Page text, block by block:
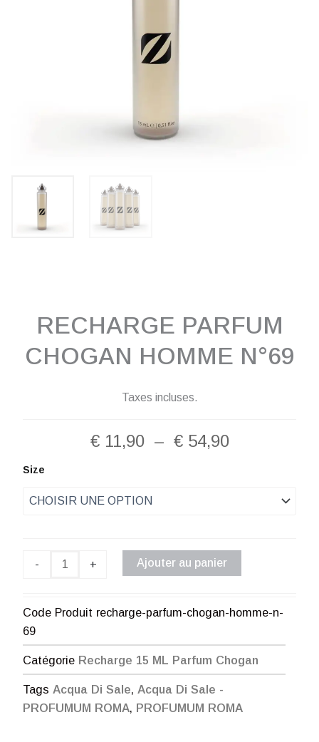
RECHARGE PARFUM
CHOGAN HOMME N°69
Taxes incluses.
€11,90 – €54,90Plage
à
€ 54,90
Size
-
quantité
Parfum
+ Ajouter au panier
Code Produit recharge-parfum-chogan-homme-n-
69
Catégorie Recharge 15 ML Parfum Chogan
Tags Acqua Di Sale, Acqua Di Sale -
PROFUMUM ROMA, PROFUMUM ROMA